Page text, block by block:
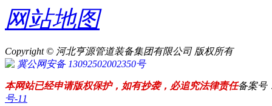
网站地图
Copyright © 河北亨源管道装备集团有限公司 版权所有
冀公网安备 13092502002350号
本网站已经申请版权保护，如有抄袭，必追究法律责任备案号
号-11